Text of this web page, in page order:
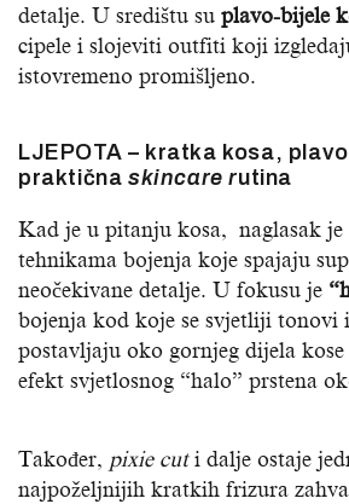
detalje. U središtu su plavo-bijele
cipele i slojeviti outfiti koji
istovremeno promišljeno.
LJEPOTA – kratka kosa,
praktična skincare rutina
Kad je u pitanju kosa, naglasak
tehnikama bojenja koje spajaju
neočekivane detalje. U fokusu je
bojenja kod koje se svjetliji tonovi
postavljaju oko gornjeg dijela
efekt svjetlosnog “halo” prstena
Također, pixie cuti dalje ostaje
najpoželjnijih kratkih frizura